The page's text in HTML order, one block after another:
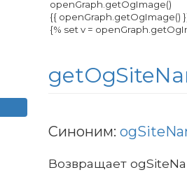
Синоним:
Возвращает